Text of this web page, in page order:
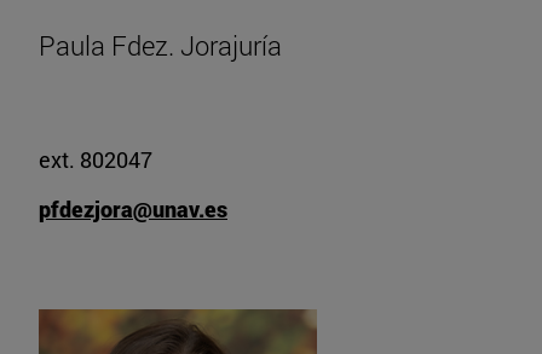
Paula Fdez. Jorajuría
ext. 802047
pfdezjora@unav.es